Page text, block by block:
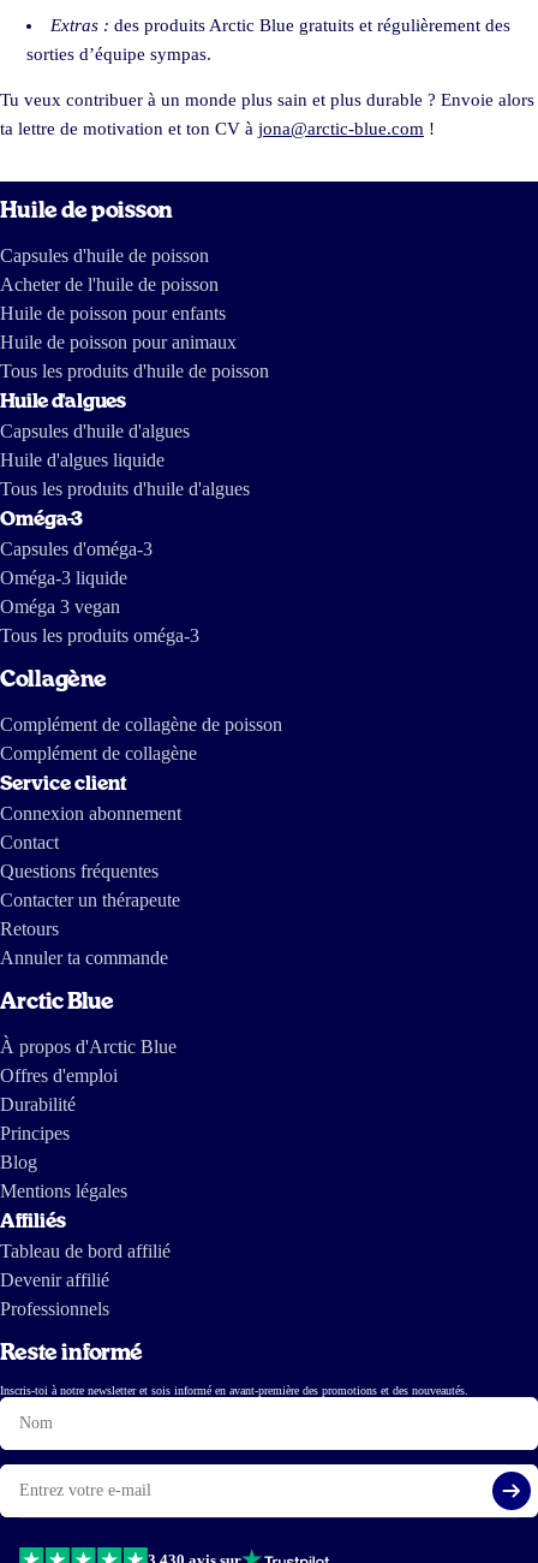
Extras : des produits Arctic Blue gratuits et régulièrement des
sorties d’équipe sympas.
Tu veux contribuer à un monde plus sain et plus durable ? Envoie alors
ta lettre de motivation et ton CV à jona@arctic-blue.com !
Huile de poisson
Capsules d'huile de poisson
Acheter de l'huile de poisson
Huile de poisson pour enfants
Huile de poisson pour animaux
Tous les produits d'huile de poisson
Huile d'algues
Capsules d'huile d'algues
Huile d'algues liquide
Tous les produits d'huile d'algues
Oméga-3
Capsules d'oméga-3
Oméga-3 liquide
Oméga 3 vegan
Tous les produits oméga-3
Collagène
Complément de collagène de poisson
Complément de collagène
Service client
Connexion abonnement
Contact
Questions fréquentes
Contacter un thérapeute
Retours
Annuler ta commande
Arctic Blue
À propos d'Arctic Blue
Offres d'emploi
Durabilité
Principes
Blog
Mentions légales
Affiliés
Tableau de bord affilié
Devenir affilié
Professionnels
Reste informé
Inscris-toi à notre newsletter et sois informé en avant-première des promotions et des nouveautés.
Nom
E-
mail
3.430 avis sur